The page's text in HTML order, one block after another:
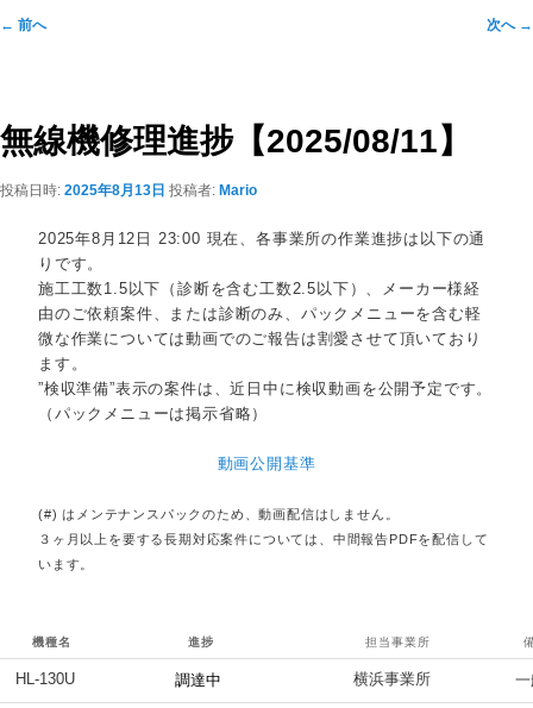
投
ゲ
ー
ョ
← 前へ 次へ →
無線機修理進捗【2025/08/11】
投稿日時: 2025年8月13日 投稿者: Mario
2025年8月12日 23:00 現在、各事業所の作業進捗は以下の通
りです。
施工工数1.5以下（診断を含む工数2.5以下）、メーカー様経
由のご依頼案件、または診断のみ、 パックメニューを含む軽
微な作業については動画でのご報告は割愛させて頂いており
ます。
”検収準備”表示の案件は、近日中に検収動画を公開予定です。
（パックメニューは掲示省略）
動画公開基準
(#) はメンテナンスパックのため、動画配信はしません。
３ヶ月以上を要する長期対応案件については、中間報告PDFを配信して
います。
機種名 進捗 担当事業所
HL-130U 調達中 横浜事業所